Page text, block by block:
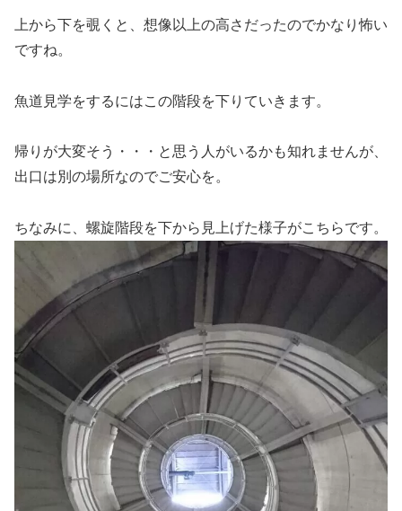
上から下を覗くと、想像以上の高さだったのでかなり怖い
ですね。
魚道見学をするにはこの階段を下りていきます。
帰りが大変そう・・・と思う人がいるかも知れませんが、
出口は別の場所なのでご安心を。
ちなみに、螺旋階段を下から見上げた様子がこちらです。